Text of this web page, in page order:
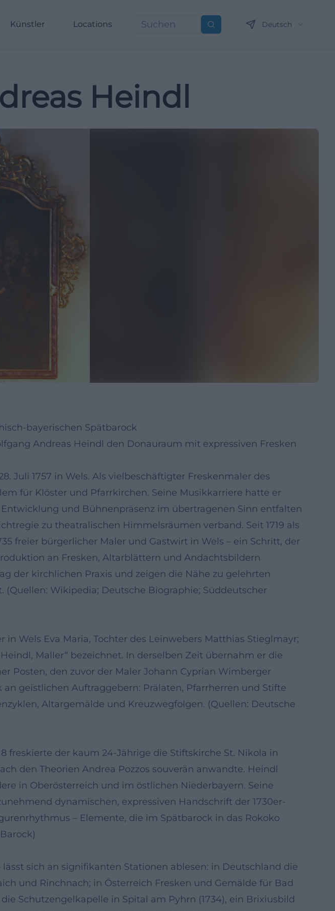
Künstler Locations Suchen Deutsch
Heindl
bayerischen Spätbarock
Andreas Heindl den Donauraum mit expressiven Fresken
Juli 1757 in Wels. Als vielbeschäftigter Freskenmaler des
für Klöster und Pfarrkirchen. Seine Musikkarriere hatte er
und Bühnenpräsenz im übertragenen Sinn entfalten
zu theatralischen Himmelsräumen verband. Seit 1719 als
freier bürgerlicher Maler und Gastwirt in Wels – ein Schritt, der
an Fresken, Altarblättern und Andachtsbildern
der kirchlichen Praxis und zeigen die Nähe zu gelehrten
Wikipedia; Deutsche Biographie; Süddeutscher
Wels Eva Maria, Tochter des Leinwebers Matthias Stieglmayr;
Maller“ bezeichnet. In derselben Zeit übernahm er die
Posten, den zuvor der Maler Johann Cyprian Wimberger
geistlichen Auftraggebern: Prälaten, Pfarrherren und Stifte
Altargemälde und Kreuzwegfolgen. (Quellen: Deutsche
freskierte der kaum 24-Jährige die Stiftskirche St. Nikola in
den Theorien Andrea Pozzos souverän anwandte. Heindl
in Oberösterreich und im östlichen Niederbayern. Seine
dynamischen, expressiven Handschrift der 1730er-
– Elemente, die im Spätbarock in das Rokoko
sich an signifikanten Stationen ablesen: in Deutschland die
und Rinchnach; in Österreich Fresken und Gemälde für Bad
Schutzengelkapelle in Spital am Pyhrn (1734), ein Brixiusbild